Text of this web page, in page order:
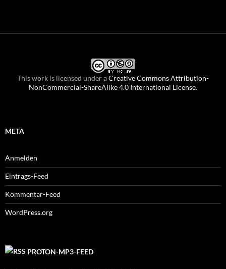
This work is licensed under aCreative Commons Attribution-
NonCommercial-ShareAlike 4.0 International License.
META
Anmelden
Eintrags-Feed
Kommentar-Feed
WordPress.org
PROTON-MP3-FEED